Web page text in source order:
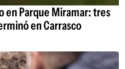
en Parque Miramar: tres
en Carrasco